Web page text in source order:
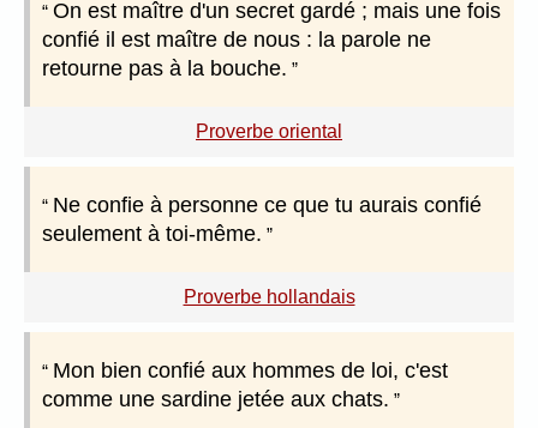
On est maître d'un secret gardé ; mais une fois
confié il est maître de nous : la parole ne
retourne pas à la bouche.
Proverbe oriental
Ne confie à personne ce que tu aurais confié
seulement à toi-même.
Proverbe hollandais
Mon bien confié aux hommes de loi, c'est
comme une sardine jetée aux chats.